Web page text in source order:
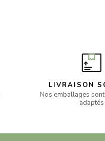
LIVRAISON
Nos emballages
adaptés